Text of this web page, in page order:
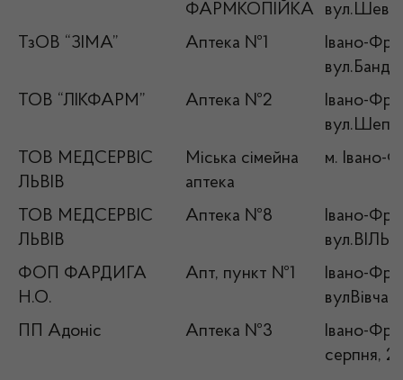
ФАРМКОПІЙКА
ТзОВ “ЗІМА”
Аптека №1
Івано-
ТОВ “ЛІКФАРМ”
Аптека №2
Івано-
ТОВ МЕДСЕРВІС
ЛЬВІВ
Міська сімейна
аптека
м. Івано-
ТОВ МЕДСЕРВІС
ЛЬВІВ
Аптека №8
Івано-
ФОП ФАРДИГА
Н.О.
Апт, пункт №1
Івано-
ПП Адоніс
Аптека №3
Івано-
серпня, 2